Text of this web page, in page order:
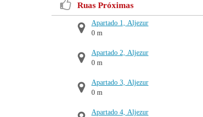
Ruas Próximas
Apartado 1, Aljezur
0 m
Apartado 2, Aljezur
0 m
Apartado 3, Aljezur
0 m
Apartado 4, Aljezur